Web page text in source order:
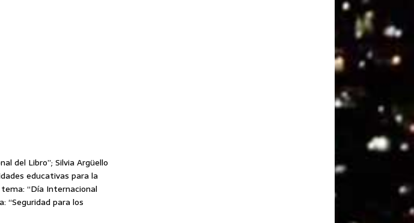
del Libro”; Silvia Argüello
educativas para la
“Día Internacional
“Seguridad para los